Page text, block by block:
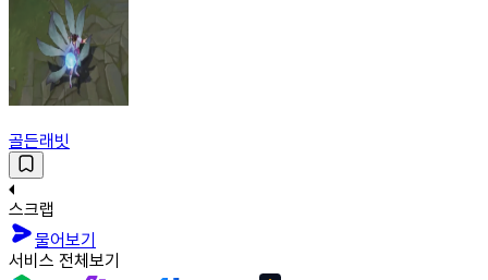
골든래빗
스크랩
물어보기
서비스 전체보기